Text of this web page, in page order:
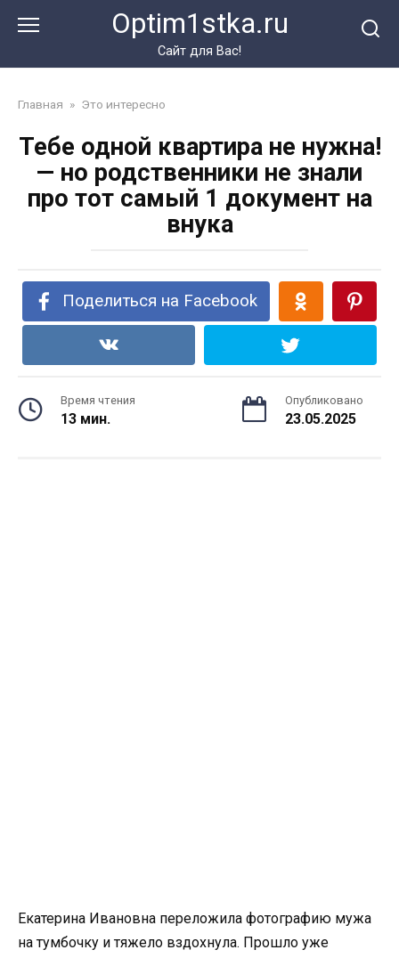
Optim1stka.ru
Сайт для Вас!
Главная » Это интересно
Тебе одной квартира не нужна!
— но родственники не знали
про тот самый 1 документ на
внука
Поделиться на Facebook
Время чтения
13 мин.
Опубликовано
23.05.2025
Екатерина Ивановна переложила фотографию мужа
на тумбочку и тяжело вздохнула. Прошло уже